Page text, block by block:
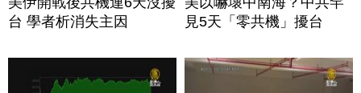
台 學者析消失主因
見5天「零共機」擾台